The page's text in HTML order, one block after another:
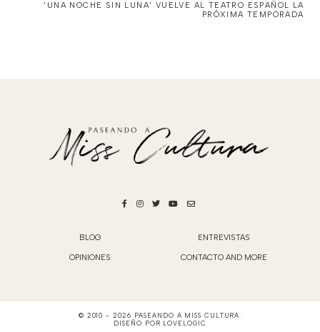
'UNA NOCHE SIN LUNA' VUELVE AL TEATRO ESPAÑOL LA
PRÓXIMA TEMPORADA
BLOG ENTREVISTAS
OPINIONES CONTACTO AND MORE
© 2010 - 2026 PASEANDO A MISS CULTURA
DISEÑO POR LOVELOGIC